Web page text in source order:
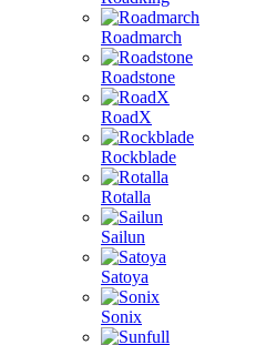
Roadmarch
Roadstone
RoadX
Rockblade
Rotalla
Sailun
Satoya
Sonix